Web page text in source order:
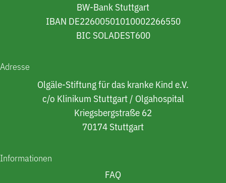
BW-Bank Stuttgart
IBAN DE22600501010002266550
BIC SOLADEST600
Adresse
Olgäle-Stiftung für das kranke Kind e.V.
c/o Klinikum Stuttgart / Olgahospital
Kriegsbergstraße 62
70174 Stuttgart
Informationen
FAQ